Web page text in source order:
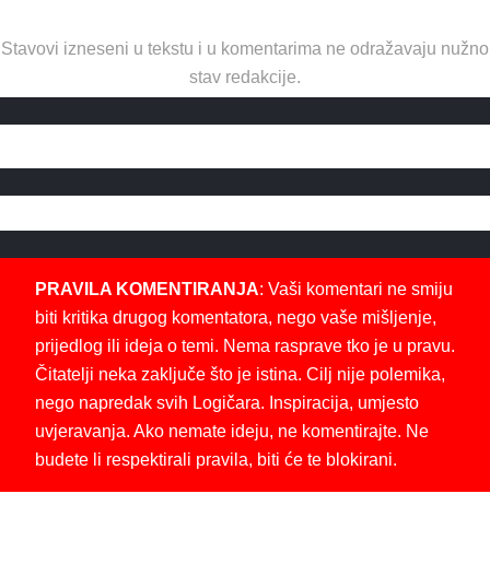
Stavovi izneseni u tekstu i u komentarima ne odražavaju nužno
stav redakcije.
PRAVILA KOMENTIRANJA: Vaši komentari ne smiju
biti kritika drugog komentatora, nego vaše mišljenje,
prijedlog ili ideja o temi. Nema rasprave tko je u pravu.
Čitatelji neka zaključe što je istina. Cilj nije polemika,
nego napredak svih Logičara. Inspiracija, umjesto
uvjeravanja. Ako nemate ideju, ne komentirajte. Ne
budete li respektirali pravila, biti će te blokirani.